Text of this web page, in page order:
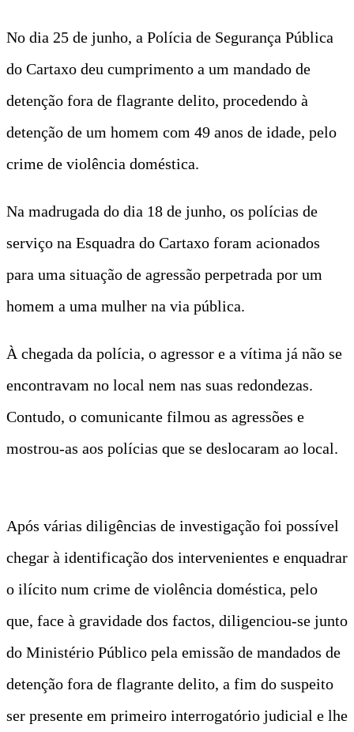
No dia 25 de junho, a Polícia de Segurança Pública
do Cartaxo deu cumprimento a um mandado de
detenção fora de flagrante delito, procedendo à
detenção de um homem com 49 anos de idade, pelo
crime de violência doméstica.
Na madrugada do dia 18 de junho, os polícias de
serviço na Esquadra do Cartaxo foram acionados
para uma situação de agressão perpetrada por um
homem a uma mulher na via pública.
À chegada da polícia, o agressor e a vítima já não se
encontravam no local nem nas suas redondezas.
Contudo, o comunicante filmou as agressões e
mostrou-as aos polícias que se deslocaram ao local.
Após várias diligências de investigação foi possível
chegar à identificação dos intervenientes e enquadrar
o ilícito num crime de violência doméstica, pelo
que, face à gravidade dos factos, diligenciou-se junto
do Ministério Público pela emissão de mandados de
detenção fora de flagrante delito, a fim do suspeito
ser presente em primeiro interrogatório judicial e lhe